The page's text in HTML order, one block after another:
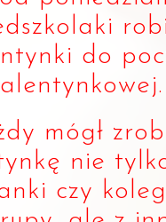
do
mógł
nie
czy